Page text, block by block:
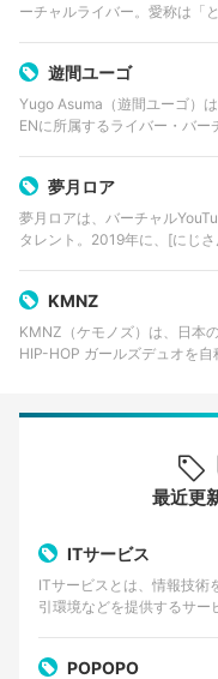
ーチャルライバー。愛称は「
遊間ユーゴ
Yugo Asuma（遊間ユーゴ）
ENに所属するライバー・バーチャル
夢月ロア
夢月ロアは、バーチャル
タレント。2019年に、[にじ
KMNZ
KMNZ（ケモノズ）は、日本
HIP-HOP ガールズデュオを
最近更
ITサービス
ITサービスとは、情報技術
引環境などを提供するサービスの総称。 インタ
POPOPO